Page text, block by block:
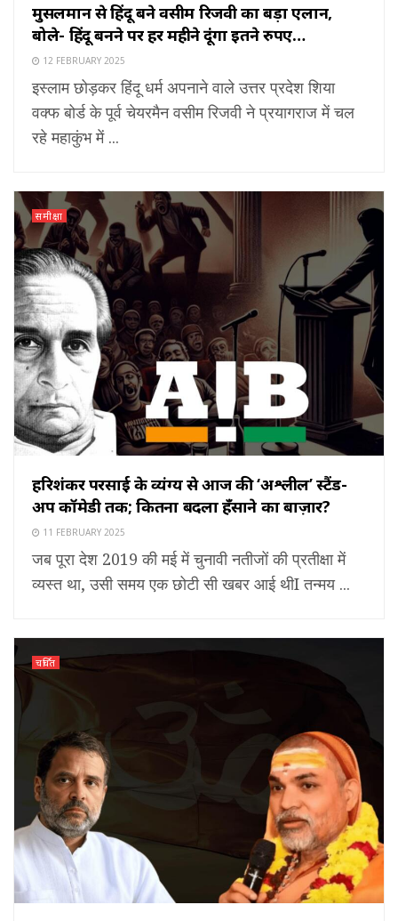
मुसलमान से हिंदू बने वसीम रिजवी का बड़ा एलान,
बोले- हिंदू बनने पर हर महीने दूंगा इतने रुपए…
12 FEBRUARY 2025
इस्लाम छोड़कर हिंदू धर्म अपनाने वाले उत्तर प्रदेश शिया
वक्फ बोर्ड के पूर्व चेयरमैन वसीम रिजवी ने प्रयागराज में चल
रहे महाकुंभ में ...
समीक्षा
हरिशंकर परसाई के व्यंग्य से आज की ‘अश्लील’ स्टैंड-
अप कॉमेडी तक; कितना बदला हँसाने का बाज़ार?
11 FEBRUARY 2025
जब पूरा देश 2019 की मई में चुनावी नतीजों की प्रतीक्षा में
व्यस्त था, उसी समय एक छोटी सी खबर आई थीI तन्मय ...
चर्चित